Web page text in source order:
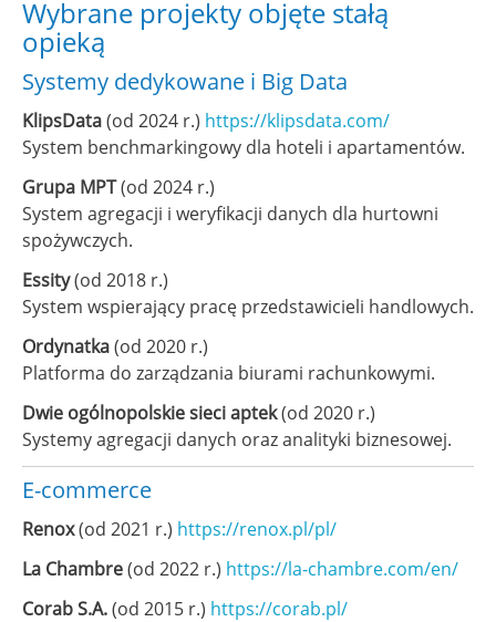
Wybrane projekty objęte stałą
opieką
Systemy dedykowane i Big Data
KlipsData(od 2024 r.) https://klipsdata.com/
System benchmarkingowy dla hoteli i apartamentów.
Grupa MPT(od 2024 r.)
System agregacji i weryfikacji danych dla hurtowni
spożywczych.
Essity(od 2018 r.)
System wspierający pracę przedstawicieli handlowych.
Ordynatka(od 2020 r.)
Platforma do zarządzania biurami rachunkowymi.
Dwie ogólnopolskie sieci aptek(od 2020 r.)
Systemy agregacji danych oraz analityki biznesowej.
E-commerce
Renox(od 2021 r.) https://renox.pl/pl/
La Chambre(od 2022 r.) https://la-chambre.com/en/
Corab S.A.(od 2015 r.) https://corab.pl/